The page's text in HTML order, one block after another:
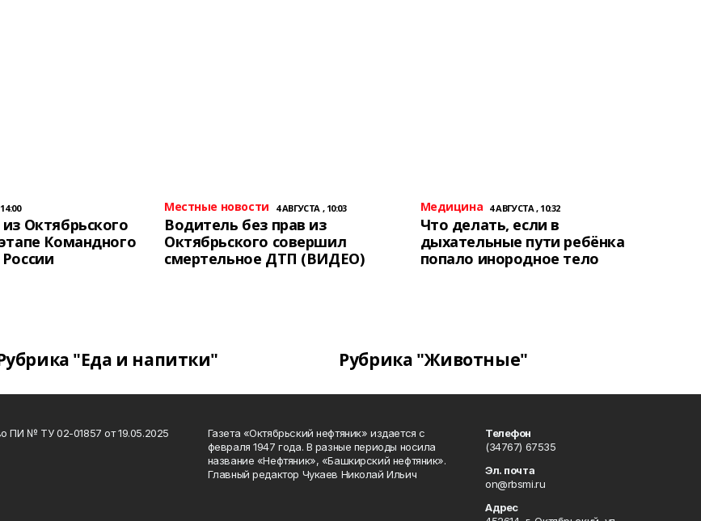
Октябрьского
Командного
Местные новости 4 АВГУСТА , 10:03
Водитель без прав из
Октябрьского совершил
смертельное ДТП (ВИДЕО)
Медицина 4 АВГУСТА , 10:32
Что делать, если в
дыхательные пути ребёнка
попало инородное тело
"Еда и напитки" Рубрика "Животные"
ПИ № ТУ 02-01857 от 19.05.2025
Газета «Октябрьский нефтяник» издается с
февраля 1947 года. В разные периоды носила
название «Нефтяник», «Башкирский нефтяник».
Главный редактор Чукаев Николай Ильич
Телефон
(34767) 67535
Эл. почта
on@rbsmi.ru
Адрес